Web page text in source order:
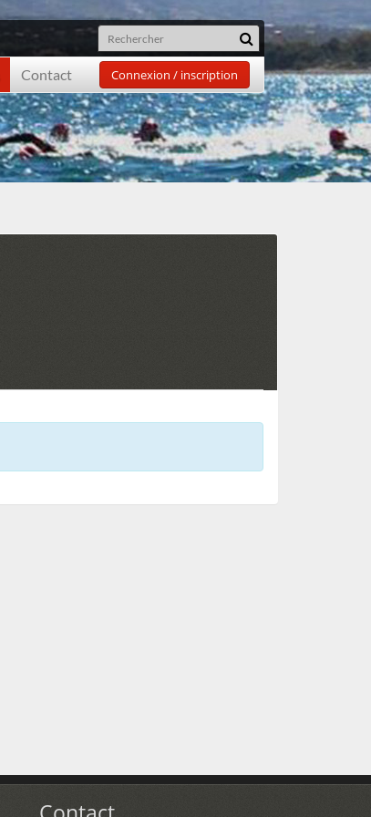
Contact Connexion / inscription